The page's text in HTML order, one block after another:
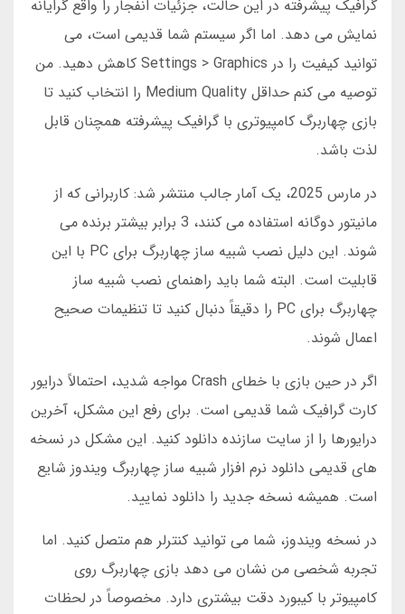
گرافیک پیشرفته در این حالت، جزئیات انفجار را واقع گرایانه
نمایش می دهد. اما اگر سیستم شما قدیمی است، می
توانید کیفیت را در Settings > Graphics کاهش دهید. من
توصیه می کنم حداقل Medium Quality را انتخاب کنید تا
بازی چهاربرگ کامپیوتری با گرافیک پیشرفته همچنان قابل
لذت باشد.
در مارس 2025، یک آمار جالب منتشر شد: کاربرانی که از
مانیتور دوگانه استفاده می کنند، 3 برابر بیشتر برنده می
شوند. این دلیل نصب شبیه ساز چهاربرگ برای PC با این
قابلیت است. البته شما باید راهنمای نصب شبیه ساز
چهاربرگ برای PC را دقیقاً دنبال کنید تا تنظیمات صحیح
اعمال شوند.
اگر در حین بازی با خطای Crash مواجه شدید، احتمالاً درایور
کارت گرافیک شما قدیمی است. برای رفع این مشکل، آخرین
درایورها را از سایت سازنده دانلود کنید. این مشکل در نسخه
های قدیمی دانلود نرم افزار شبیه ساز چهاربرگ ویندوز شایع
است. همیشه نسخه جدید را دانلود نمایید.
در نسخه ویندوز، شما می توانید کنترلر هم متصل کنید. اما
تجربه شخصی من نشان می دهد بازی چهاربرگ روی
کامپیوتر با کیبورد دقت بیشتری دارد. مخصوصاً در لحظات